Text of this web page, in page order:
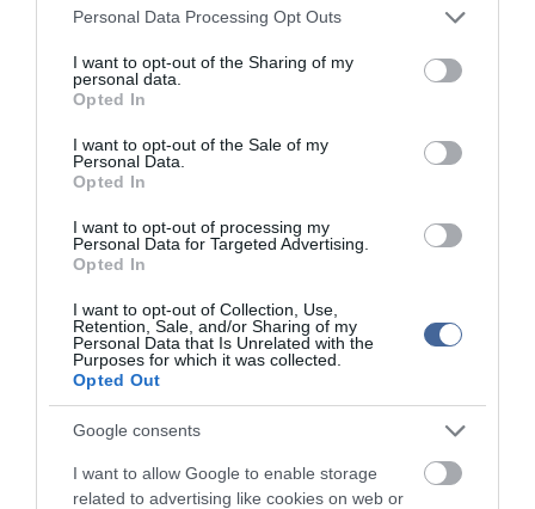
Please note that this website/app uses one or more Google
not limited to your visit or usage behaviour. You may click to
grant or deny consent to Google and its third-party tags to
use your data for below specified purposes in below Google
consent section.
Personal Data Processing Opt Outs
I want to opt-out of the Sharing of my
personal data.
Opted In
I want to opt-out of the Sale of my
Personal Data.
Opted In
I want to opt-out of processing my
Personal Data for Targeted Advertising.
Opted In
I want to opt-out of Collection, Use,
Retention, Sale, and/or Sharing of my
Personal Data that Is Unrelated with the
Purposes for which it was collected.
Opted Out
Google consents
I want to allow Google to enable storage
related to advertising like cookies on web or
zsonglőrködés, artista játékok és bohóctréfák mellett sok gyerek itt
jövő artistáinak története is.
A Karzat Színház utazó játékfaluja, a Kukutyin ismét életre kelti a
segíthetnek rendet rakni a cégtáblák és cégérek között, miközben
a hátsó udvarokban veteményesek, gyümölcsfák és ügyességi
A népszerű programok természetesen idén sem maradnak el: lesz
állatsimogató, Kerek Perec Gasztronómiai Játszótér, óriás
Cserkésztábor, Trillamanók, Kezes-lábas Játszóház, valamint
Generali Akadálypálya és szűrőbusz is.
Kézművesség egész hétvégén
várják az alkotni vágyókat. Készülnek majd állatos, hercegnős és
szuperhősös álarcok, virágkoszorúk, papírkoronák, szuperhős
figurák, repkedő lepkék, saját rajzos legyezők és gyöngyfák is.